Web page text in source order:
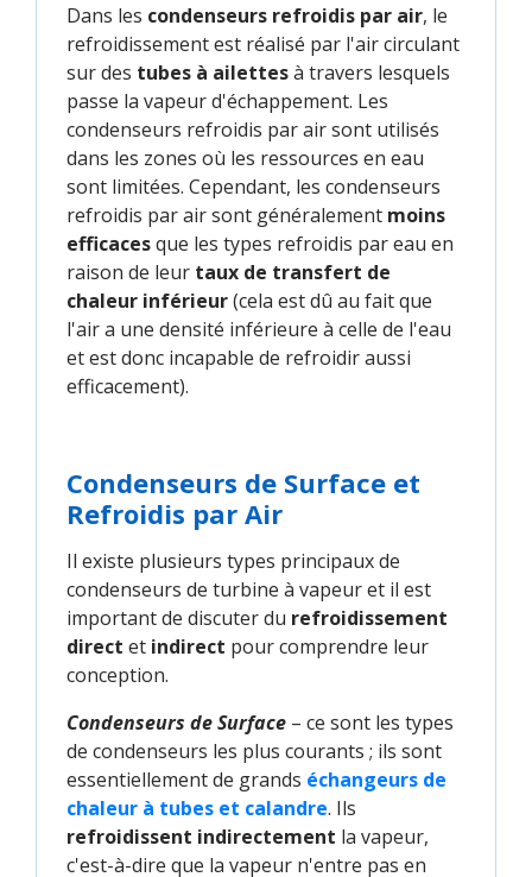
Dans les condenseurs refroidis par air, le
refroidissement est réalisé par l'air circulant
sur des tubes à ailettesà travers lesquels
passe la vapeur d'échappement. Les
condenseurs refroidis par air sont utilisés
dans les zones où les ressources en eau
sont limitées. Cependant, les condenseurs
refroidis par air sont généralement moins
efficacesque les types refroidis par eau en
raison de leur taux de transfert de
chaleur inférieur(cela est dû au fait que
l'air a une densité inférieure à celle de l'eau
et est donc incapable de refroidir aussi
efficacement).
Condenseurs de Surface et
Refroidis par Air
Il existe plusieurs types principaux de
condenseurs de turbine à vapeur et il est
important de discuter du refroidissement
direct et indirect pour comprendre leur
conception.
Condenseurs de Surface – ce sont les types
de condenseurs les plus courants ; ils sont
essentiellement de grands échangeurs de
chaleur à tubes et calandre. Ils
refroidissent indirectement la vapeur,
c'est-à-dire que la vapeur n'entre pas en